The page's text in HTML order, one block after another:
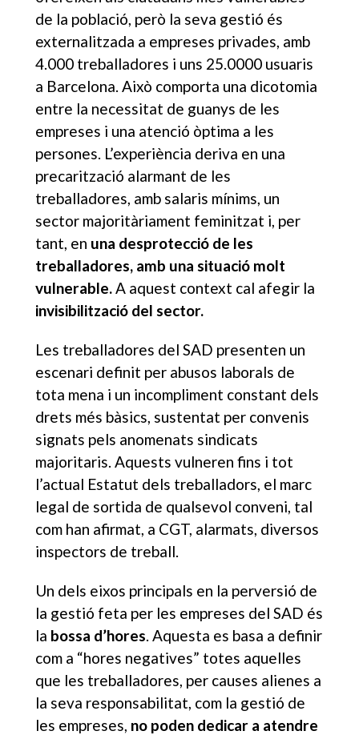
de la població, però la seva gestió és
externalitzada a empreses privades, amb
4.000 treballadores i uns 25.0000 usuaris
a Barcelona. Això comporta una dicotomia
entre la necessitat de guanys de les
empreses i una atenció òptima a les
persones. L’experiència deriva en una
precarització alarmant de les
treballadores, amb salaris mínims, un
sector majoritàriament feminitzat i, per
tant, en una desprotecció de les
treballadores, amb una situació molt
vulnerable.A aquest context cal afegir la
invisibilització del sector.
Les treballadores del SAD presenten un
escenari definit per abusos laborals de
tota mena i un incompliment constant dels
drets més bàsics, sustentat per convenis
signats pels anomenats sindicats
majoritaris. Aquests vulneren fins i tot
l’actual Estatut dels treballadors, el marc
legal de sortida de qualsevol conveni, tal
com han afirmat, a CGT, alarmats, diversos
inspectors de treball.
Un dels eixos principals en la perversió de
la gestió feta per les empreses del SAD és
la bossa d’hores. Aquesta es basa a definir
com a “hores negatives” totes aquelles
que les treballadores, per causes alienes a
la seva responsabilitat, com la gestió de
les empreses, no poden dedicar a atendre